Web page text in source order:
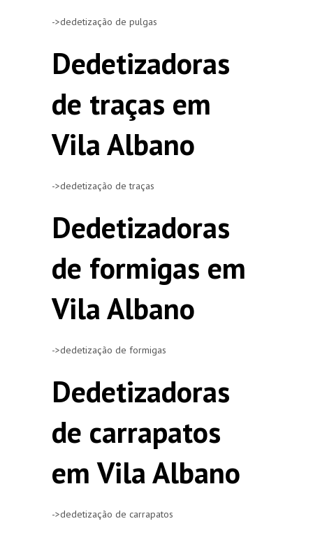
->dedetização de pulgas
Dedetizadoras
de traças em
Vila Albano
->dedetização de traças
Dedetizadoras
de formigas em
Vila Albano
->dedetização de formigas
Dedetizadoras
de carrapatos
em Vila Albano
->dedetização de carrapatos